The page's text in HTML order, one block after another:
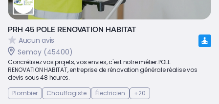
PRH 45 POLE RENOVATION HABITAT
Aucun avis
Semoy (45400)
Concrétisez vos projets, vos envies, c'est notre métier.POLE
RENOVATION HABITAT, entreprise de rénovation générale réalise vos
devis sous 48 heures.
Plombier
Chauffagiste Électricien +20